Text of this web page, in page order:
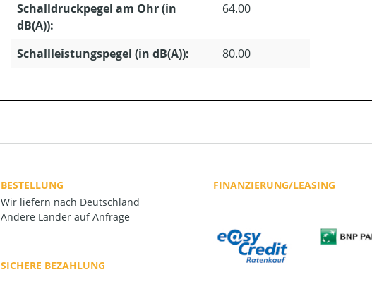
Schalldruckpegel am Ohr (in
dB(A)):
64.00
Schallleistungspegel (in dB(A)): 80.00
BESTELLUNG
Wir liefern nach Deutschland
Andere Länder auf Anfrage
SICHERE BEZAHLUNG
FINANZIERUNG/LEASING